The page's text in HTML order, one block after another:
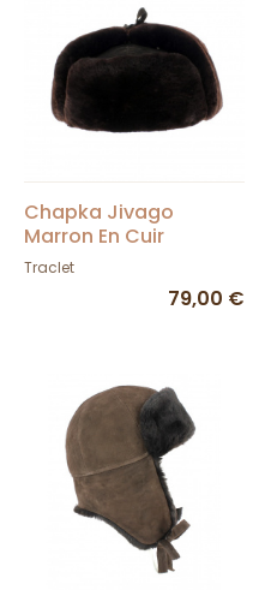
Chapka Jivago
Marron En Cuir
Véritable Avec
Traclet
79,00 €